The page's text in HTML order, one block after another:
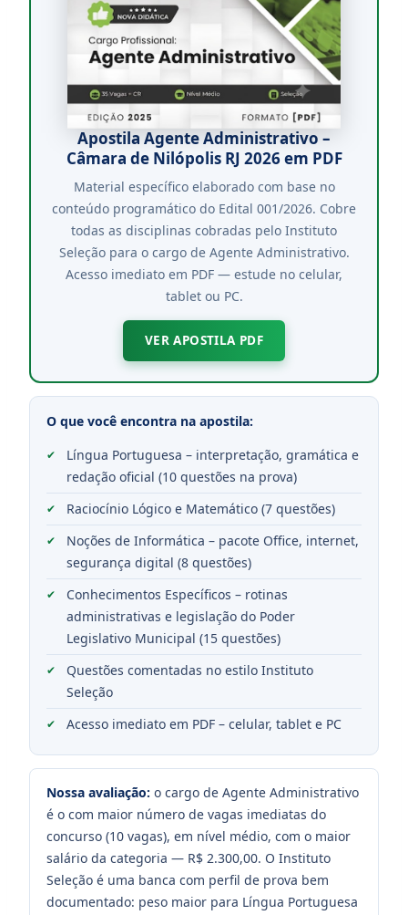
Apostila Agente Administrativo –
Câmara de Nilópolis RJ 2026 em PDF
Material específico elaborado com base no
conteúdo programático do Edital 001/2026. Cobre
todas as disciplinas cobradas pelo Instituto
Seleção para o cargo de Agente Administrativo.
Acesso imediato em PDF — estude no celular,
tablet ou PC.
VER APOSTILA PDF
O que você encontra na apostila:
Língua Portuguesa – interpretação, gramática e
redação oficial (10 questões na prova)
Raciocínio Lógico e Matemático (7 questões)
Noções de Informática – pacote Office, internet,
segurança digital (8 questões)
Conhecimentos Específicos – rotinas
administrativas e legislação do Poder
Legislativo Municipal (15 questões)
Questões comentadas no estilo Instituto
Seleção
Acesso imediato em PDF – celular, tablet e PC
Nossa avaliação: o cargo de Agente Administrativo
é o com maior número de vagas imediatas do
concurso (10 vagas), em nível médio, com o maior
salário da categoria — R$ 2.300,00. O Instituto
Seleção é uma banca com perfil de prova bem
documentado: peso maior para Língua Portuguesa